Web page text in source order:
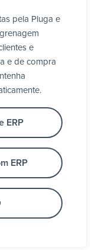
pela Pluga e
e
e de compra
ERP
ERP